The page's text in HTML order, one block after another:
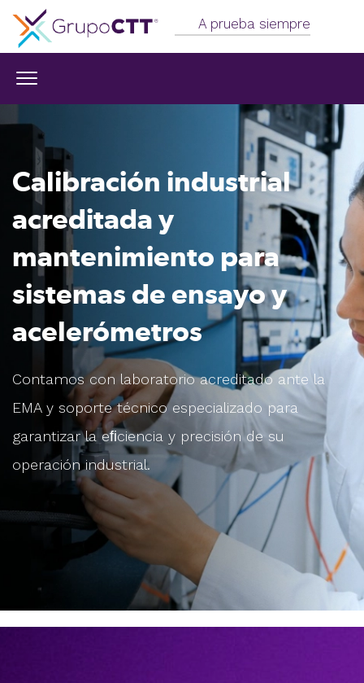
A prueba siempre
Calibración industrial
acreditaday
mantenimiento para
sistemasde ensayo y
acelerómetros
Contamos con laboratorio acreditado ante la
EMA y soportetécnico especializado para
garantizar la eﬁciencia y precisiónde su
operación industrial.